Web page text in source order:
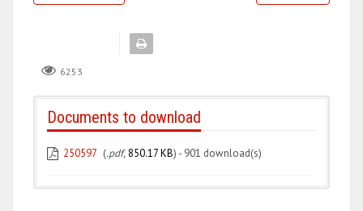
6253
Documents to download
250597 (.pdf, 850.17 KB) - 901 download(s)